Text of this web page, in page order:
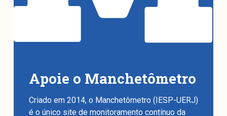
Apoie o Manchetômetro
Criado em 2014, o Manchetômetro (IESP-UERJ)
é o único site de monitoramento contínuo da